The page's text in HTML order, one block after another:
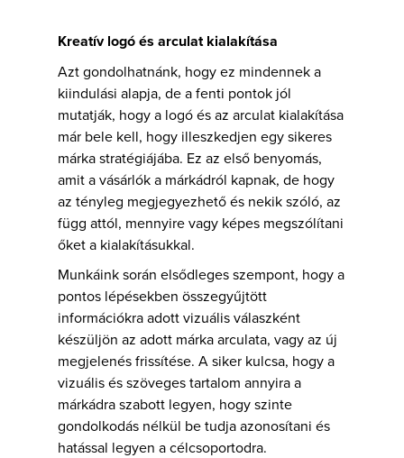
Kreatív logó és arculat kialakítása
Azt gondolhatnánk, hogy ez mindennek a
kiindulási alapja, de a fenti pontok jól
mutatják, hogy a logó és az arculat kialakítása
már bele kell, hogy illeszkedjen egy sikeres
márka stratégiájába. Ez az első benyomás,
amit a vásárlók a márkádról kapnak, de hogy
az tényleg megjegyezhető és nekik szóló, az
függ attól, mennyire vagy képes megszólítani
őket a kialakításukkal.
Munkáink során elsődleges szempont, hogy a
pontos lépésekben összegyűjtött
információkra adott vizuális válaszként
készüljön az adott márka arculata, vagy az új
megjelenés frissítése. A siker kulcsa, hogy a
vizuális és szöveges tartalom annyira a
márkádra szabott legyen, hogy szinte
gondolkodás nélkül be tudja azonosítani és
hatással legyen a célcsoportodra.